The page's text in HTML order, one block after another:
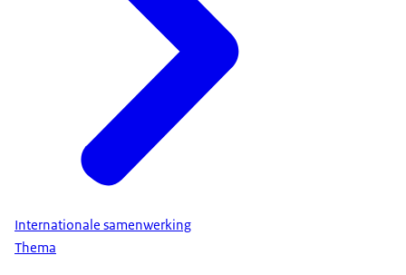
Internationale samenwerking
Thema